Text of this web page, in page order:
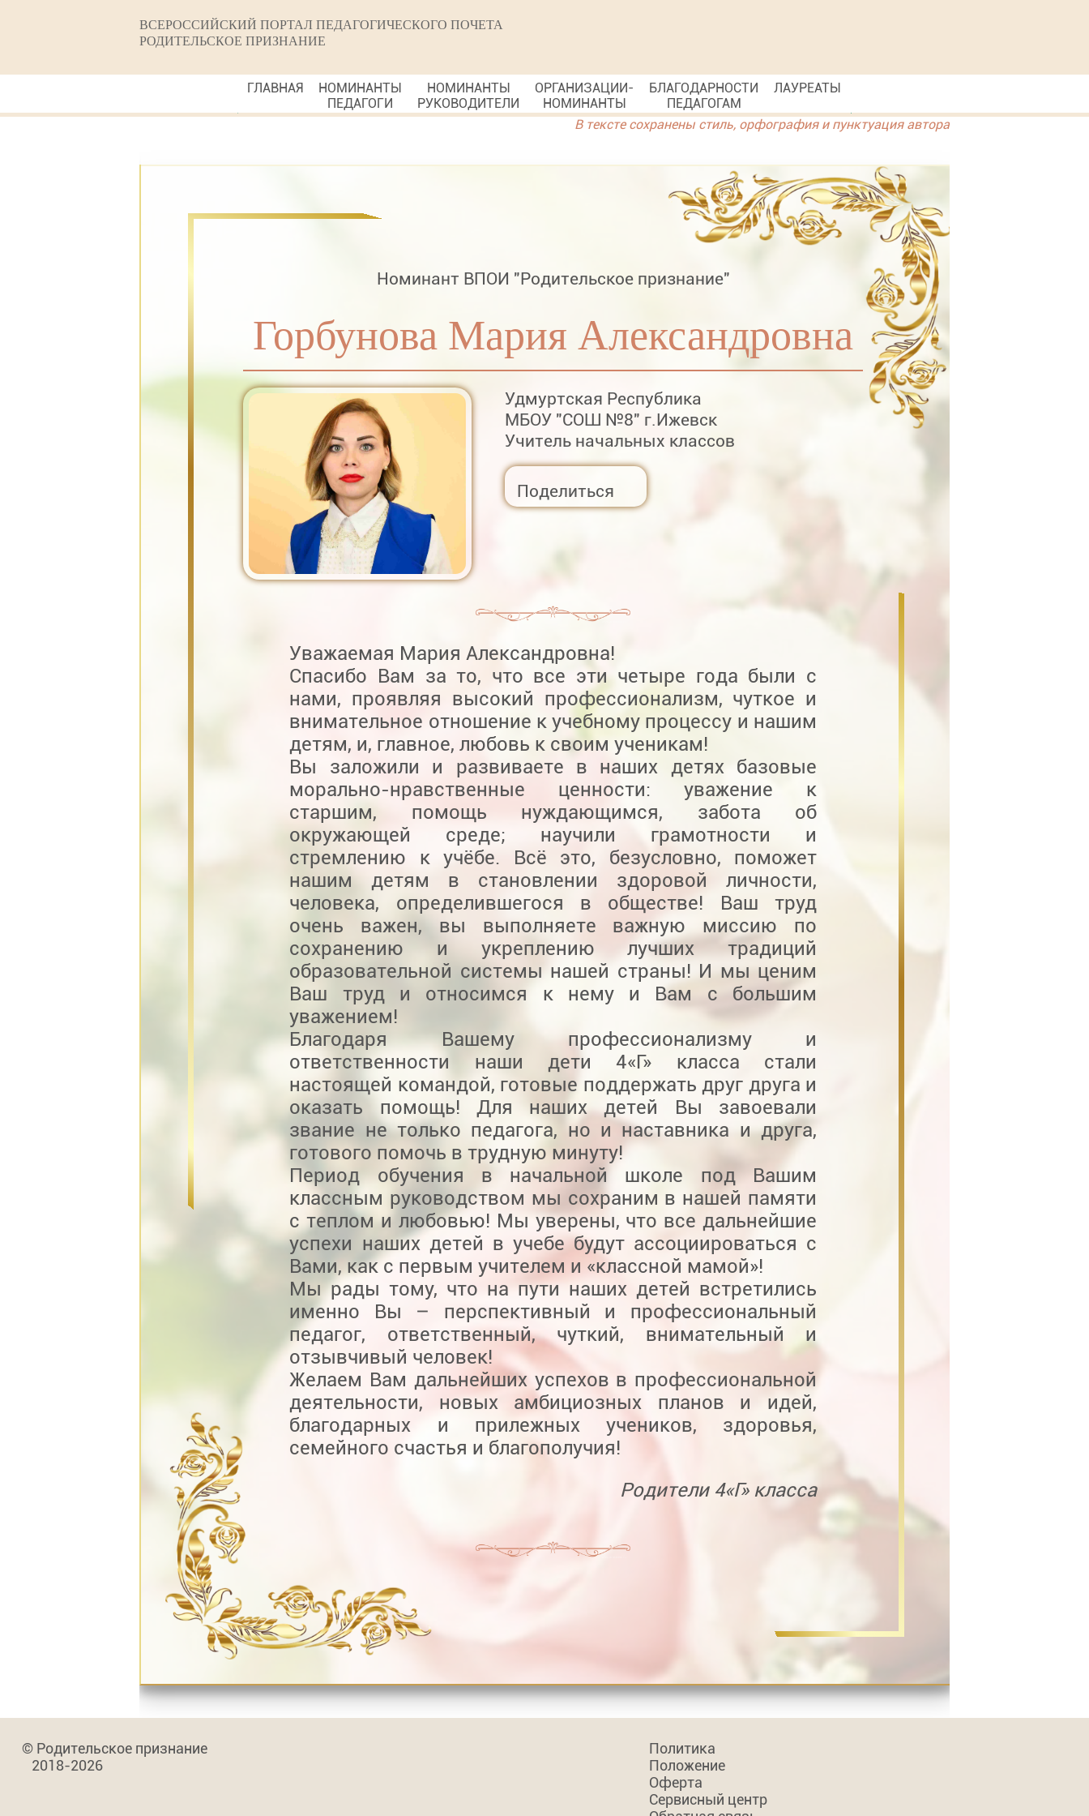
ВСЕРОССИЙСКИЙ ПОРТАЛ ПЕДАГОГИЧЕСКОГО ПОЧЕТА
РОДИТЕЛЬСКОЕ ПРИЗНАНИЕ
ГЛАВНАЯ
НОМИНАНТЫ
ПЕДАГОГИ
НОМИНАНТЫ
РУКОВОДИТЕЛИ
ОРГАНИЗАЦИИ-
НОМИНАНТЫ
БЛАГОДАРНОСТИ
ПЕДАГОГАМ
ЛАУРЕАТЫ
В тексте сохранены стиль, орфография и пунктуация автора
Номинант ВПОИ "Родительское признание"
Горбунова Мария Александровна
Удмуртская Республика
МБОУ "СОШ №8" г.Ижевск
Учитель начальных классов
Поделиться
Уважаемая Мария Александровна!
Спасибо Вам за то, что все эти четыре года были с
нами, проявляя высокий профессионализм, чуткое и
внимательное отношение к учебному процессу и нашим
детям, и, главное, любовь к своим ученикам!
Вы заложили и развиваете в наших детях базовые
морально-нравственные ценности: уважение к
старшим, помощь нуждающимся, забота об
окружающей среде; научили грамотности и
стремлению к учёбе. Всё это, безусловно, поможет
нашим детям в становлении здоровой личности,
человека, определившегося в обществе! Ваш труд
очень важен, вы выполняете важную миссию по
сохранению и укреплению лучших традиций
образовательной системы нашей страны! И мы ценим
Ваш труд и относимся к нему и Вам с большим
уважением!
Благодаря Вашему профессионализму и
ответственности наши дети 4«Г» класса стали
настоящей командой, готовые поддержать друг друга и
оказать помощь! Для наших детей Вы завоевали
звание не только педагога, но и наставника и друга,
готового помочь в трудную минуту!
Период обучения в начальной школе под Вашим
классным руководством мы сохраним в нашей памяти
с теплом и любовью! Мы уверены, что все дальнейшие
успехи наших детей в учебе будут ассоциироваться с
Вами, как с первым учителем и «классной мамой»!
Мы рады тому, что на пути наших детей встретились
именно Вы – перспективный и профессиональный
педагог, ответственный, чуткий, внимательный и
отзывчивый человек!
Желаем Вам дальнейших успехов в профессиональной
деятельности, новых амбициозных планов и идей,
благодарных и прилежных учеников, здоровья,
семейного счастья и благополучия!
Родители 4«Г» класса
© Родительское признание
2018-2026
Политика
Положение
Оферта
Сервисный центр